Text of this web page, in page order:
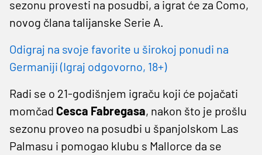
sezonu provesti na posudbi, a igrat će za Como,
novog člana talijanske Serie A.
Odigraj na svoje favorite u širokoj ponudi na
Germaniji (Igraj odgovorno, 18+)
Radi se o 21-godišnjem igraču koji će pojačati
momčad Cesca Fabregasa, nakon što je prošlu
sezonu proveo na posudbi u španjolskom Las
Palmasu i pomogao klubu s Mallorce da se